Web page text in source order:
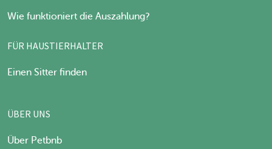
Wie funktioniert die Auszahlung?
FÜR HAUSTIERHALTER
Einen Sitter finden
ÜBER UNS
Über Petbnb